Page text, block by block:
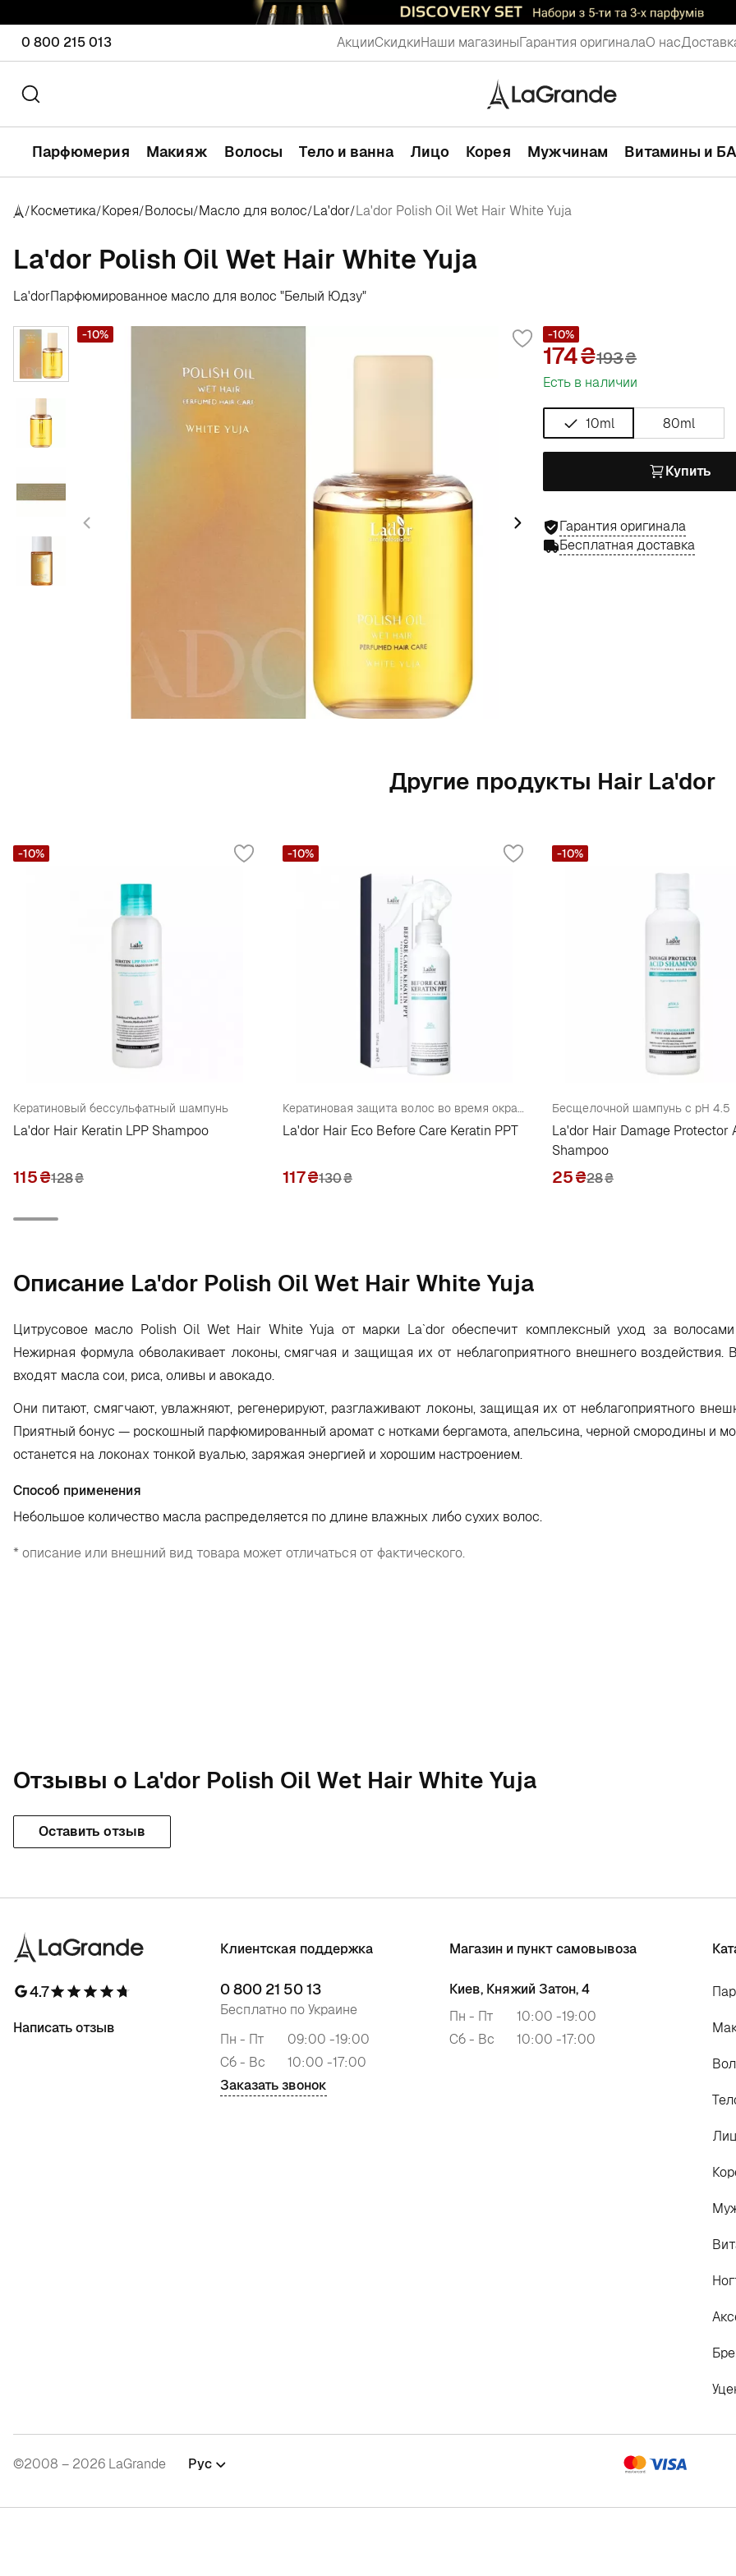
0 800 215 013 АкцииСкидкиНаши магазиныГарантия оригиналаО нас
Парфюмерия Макияж Волосы Тело и ванна Лицо Корея Мужчинам Витамины и
/Косметика/Корея/Волосы/Масло для волос/La'dor/La'dor Polish Oil Wet Hair White Yuja
La'dor Polish Oil Wet Hair White Yuja
La'dorПарфюмированное масло для волос "Белый Юдзу"
-10% -10%
174 193₴
Есть в наличии
10ml 80ml
Купить
Гарантия оригинала
Бесплатная доставка
Другие продукты Hair La'dor
Кератиновый бессульфатный шампунь
La'dor Hair Keratin LPP Shampoo
115₴128₴
-10%
Кератиновая защита волос во время окрашивания
La'dor Hair Eco Before Care Keratin PPT
117₴130₴
-10%
Бесщелочной шампунь с pH 4.5
La'dor Hair Damage Protector
Shampoo
25₴28₴
-10%
Oписание La'dor Polish Oil Wet Hair White Yuja
Цитрусовое масло Polish Oil Wet Hair White Yuja от марки La`dor обеспечит комплексный уход за
Нежирная формула обволакивает локоны, смягчая и защищая их от неблагоприятного внешнего воздействия.
входят масла сои, риса, оливы и авокадо.
Они питают, смягчают, увлажняют, регенерируют, разглаживают локоны, защищая их от неблагоприятного
Приятный бонус — роскошный парфюмированный аромат с нотками бергамота, апельсина, черной смородины и
останется на локонах тонкой вуалью, заряжая энергией и хорошим настроением.
Способ применения
Небольшое количество масла распределяется по длине влажных либо сухих волос.
* описание или внешний вид товара может отличаться от фактического.
Отзывы о La'dor Polish Oil Wet Hair White Yuja
Оставить отзыв
4.7
Написать отзыв
Клиентская поддержка
0 800 21 50 13
Бесплатно по Украине
Пн - Пт
09:00 -19:00
Сб - Вс
10:00 -17:00
Заказать звонок
Магазин и пункт самовывоза
Киев, Княжий Затон, 4
Пн - Пт
10:00 -19:00
Сб - Вс
10:00 -17:00
©2008 – 2026 LaGrande Рус